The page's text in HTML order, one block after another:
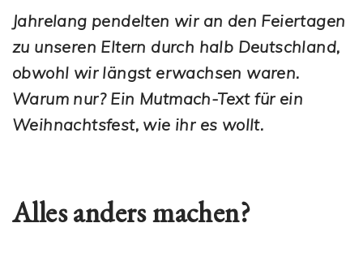
Jahrelang pendelten wir an den Feiertagen
zu unseren Eltern durch halb Deutschland,
obwohl wir längst erwachsen waren.
Warum nur? Ein Mutmach-Text für ein
Weihnachtsfest, wie ihr es wollt.
Alles anders machen?